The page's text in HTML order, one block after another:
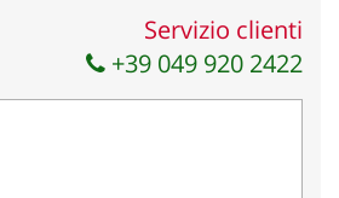
Servizio clienti
+39 049 920 2422